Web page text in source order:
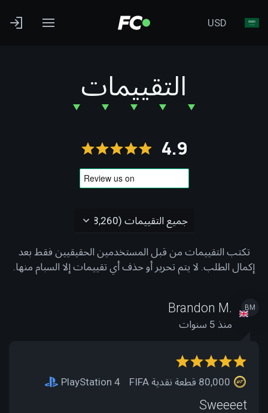
USD
التقييمات
4.9
تكتب التقييمات من قبل المستخدمين الحقيقيين فقط بعد
إكمال الطلب. لا يتم تحرير أو حذف أي تقييمات إلا السبام منها.
BM
Brandon M.
منذ 5 سنوات
PlayStation 4
Sweeeet